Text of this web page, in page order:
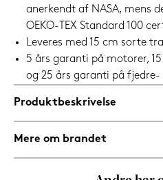
anerkendt af NASA, mens
OEKO-TEX Standard 100
Leveres med 15 cm sorte
5 års garanti på motorer,
og 25 års garanti på
Produktbeskrivelse
Mere om brandet